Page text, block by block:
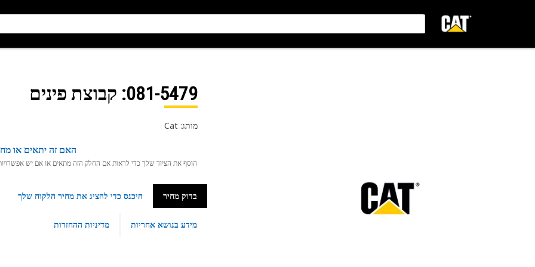
081-5479: קבוצת פינים
מותג: Cat
האם זה יתאים או
הוסף את הציוד שלך כדי לראות אם החלק הזה מתאים או אם יש אפשרויות
בדוק מחיר היכנס כדי להציג את מחיר הלקוח שלך
מידע בנושא אחריות מדיניות ההחזרות